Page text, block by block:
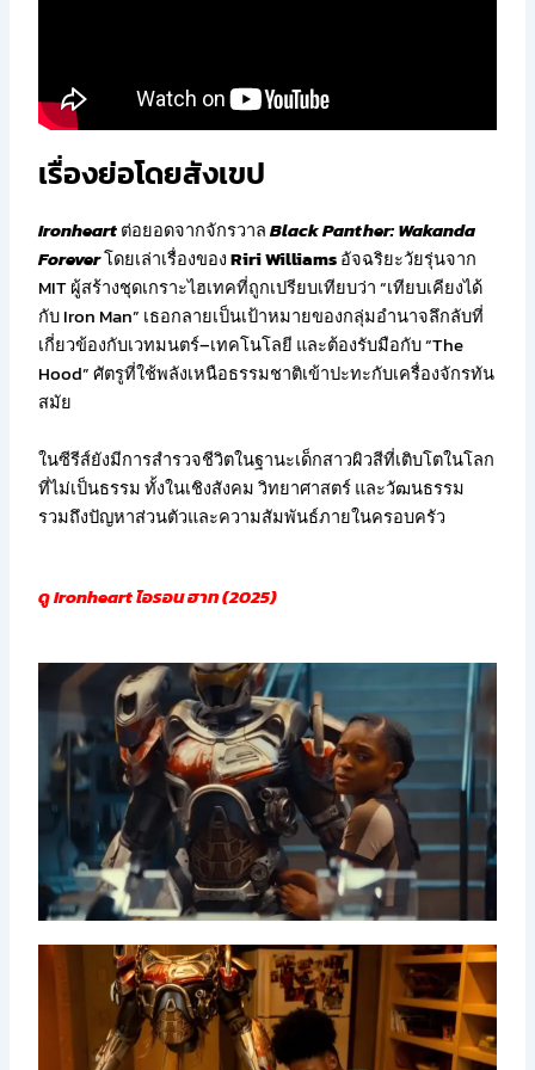
เรื่องย่อโดยสังเขป
Ironheartต่อยอดจากจักรวาลBlack Panther: Wakanda
Foreverโดยเล่าเรื่องของRiri Williamsอัจฉริยะวัยรุ่นจาก
MIT ผู้สร้างชุดเกราะไฮเทคที่ถูกเปรียบเทียบว่า “เทียบเคียงได้
กับ Iron Man” เธอกลายเป็นเป้าหมายของกลุ่มอำนาจลึกลับที่
เกี่ยวข้องกับเวทมนตร์–เทคโนโลยี และต้องรับมือกับ “The
Hood” ศัตรูที่ใช้พลังเหนือธรรมชาติเข้าปะทะกับเครื่องจักรทัน
สมัย
ในซีรีส์ยังมีการสำรวจชีวิตในฐานะเด็กสาวผิวสีที่เติบโตในโลก
ที่ไม่เป็นธรรม ทั้งในเชิงสังคม วิทยาศาสตร์ และวัฒนธรรม
รวมถึงปัญหาส่วนตัวและความสัมพันธ์ภายในครอบครัว
ดู Ironheart ไอรอน ฮาท (2025)